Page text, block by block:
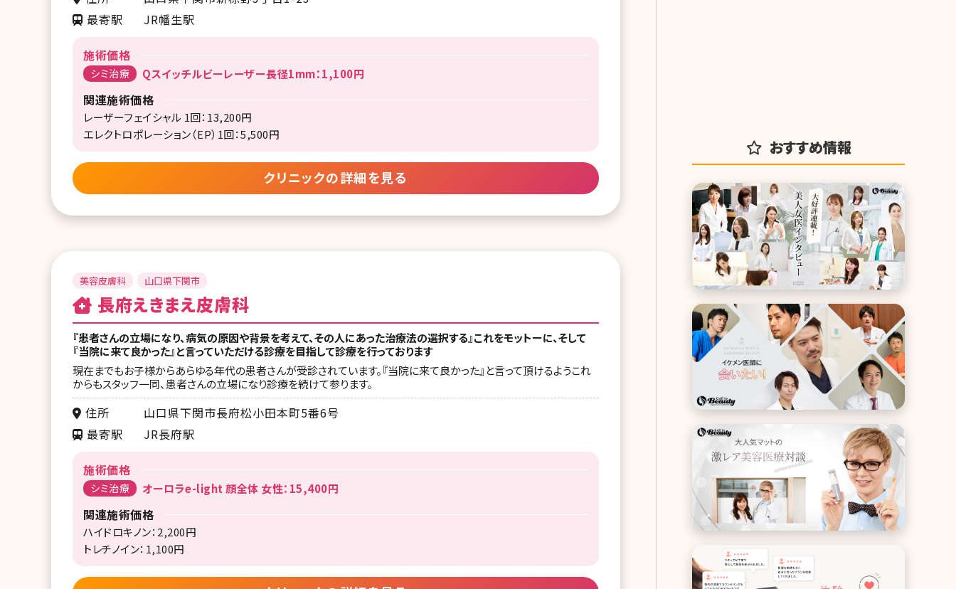
最寄駅
JR幡生駅
施術価格
シミ治療 Qスイッチルビーレーザー長径1mm：1,100円
関連施術価格
レーザーフェイシャル 1回：13,200円
エレクトロポレーション（EP）1回：5,500円
クリニックの詳細を見る
美容皮膚科 山口県下関市
長府えきまえ皮膚科
『患者さんの立場になり、病気の原因や背景を考えて、その人にあった治療法の選択する』これをモットーに、そして
『当院に来て良かった』と言っていただける診療を目指して診療を行っております
現在までもお子様からあらゆる年代の患者さんが受診されています。『当院に来て良かった』と言って頂けるようこれ
からもスタッフ一同、患者さんの立場になり診療を続けて参ります。
住所
山口県下関市長府松小田本町5番6号
最寄駅
JR長府駅
施術価格
シミ治療 オーロラe-light 顔全体 女性：15,400円
関連施術価格
ハイドロキノン：2,200円
トレチノイン：1,100円
おすすめ情報